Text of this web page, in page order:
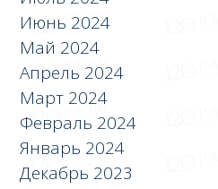
Июнь 2024
Май 2024
Апрель 2024
Март 2024
Февраль 2024
Январь 2024
Декабрь 2023